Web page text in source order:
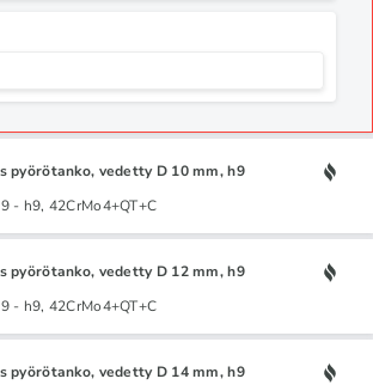
pyörötanko, vedetty D 10 mm, h9
- h9, 42CrMo4+QT+C
pyörötanko, vedetty D 12 mm, h9
- h9, 42CrMo4+QT+C
pyörötanko, vedetty D 14 mm, h9